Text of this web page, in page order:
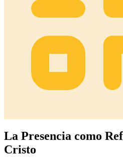
La Presencia como
Cristo